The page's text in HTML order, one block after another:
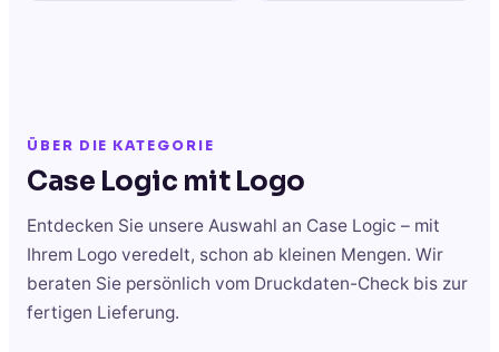
ÜBER DIE KATEGORIE
Case Logic mit Logo
Entdecken Sie unsere Auswahl an Case Logic – mit
Ihrem Logo veredelt, schon ab kleinen Mengen. Wir
beraten Sie persönlich vom Druckdaten-Check bis zur
fertigen Lieferung.